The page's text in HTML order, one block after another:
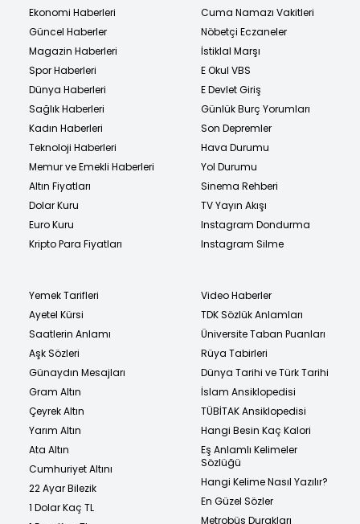
Ekonomi Haberleri
Güncel Haberler
Magazin Haberleri
Spor Haberleri
Dünya Haberleri
Sağlık Haberleri
Kadın Haberleri
Teknoloji Haberleri
Memur ve Emekli Haberleri
Altın Fiyatları
Dolar Kuru
Euro Kuru
Kripto Para Fiyatları
Cuma Namazı Vakitleri
Nöbetçi Eczaneler
İstiklal Marşı
E Okul VBS
E Devlet Giriş
Günlük Burç Yorumları
Son Depremler
Hava Durumu
Yol Durumu
Sinema Rehberi
TV Yayın Akışı
Instagram Dondurma
Instagram Silme
Yemek Tarifleri
Ayetel Kürsi
Saatlerin Anlamı
Aşk Sözleri
Günaydın Mesajları
Gram Altın
Çeyrek Altın
Yarım Altın
Ata Altın
Cumhuriyet Altını
22 Ayar Bilezik
1 Dolar Kaç TL
Video Haberler
TDK Sözlük Anlamları
Üniversite Taban Puanları
Rüya Tabirleri
Dünya Tarihi ve Türk Tarihi
İslam Ansiklopedisi
TÜBİTAK Ansiklopedisi
Hangi Besin Kaç Kalori
Eş Anlamlı Kelimeler
Sözlüğü
Hangi Kelime Nasıl Yazılır?
En Güzel Sözler
Metrobüs Durakları